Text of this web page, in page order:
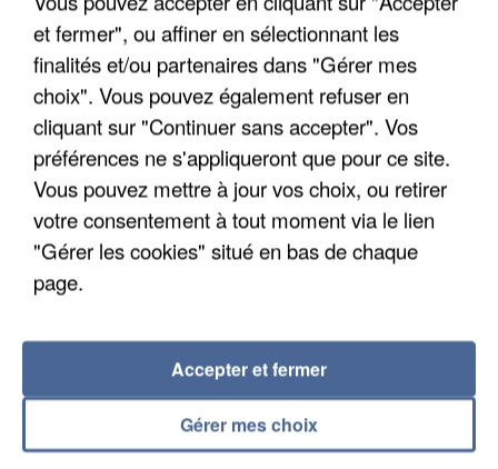
APRÈS TOUTES CES CANICULES, LES REFUGES
DE FAUNE SAUVAGE SONT...
et fermer", ou affiner en sélectionnant les
finalités et/ou partenaires dans "Gérer mes
choix". Vous pouvez également refuser en
cliquant sur "Continuer sans accepter". Vos
préférences ne s'appliqueront que pour ce site.
Vous pouvez mettre à jour vos choix, ou retirer
votre consentement à tout moment via le lien
"Gérer les cookies" situé en bas de chaque
page.
Gérer mes choix
Accepter et fermer